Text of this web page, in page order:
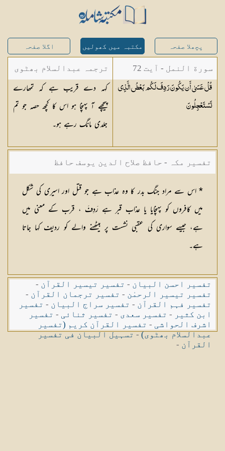
پچھلا صفحہ مکتبہ میں کھولیں اگلا صفحہ
سورة النمل - آیت 72
قُلْ عَسَىٰ أَن يَكُونَ رَدِفَ لَكُم بَعْضُ الَّذِي
تَسْتَعْجِلُونَ
ترجمہ عبدالسلام بھٹوی
- عبدالسلام بن محمد
کہہ دے قریب ہے کہ تمھارے
پیچھے آ پہنچا ہو اس کا کچھ حصہ جو تم
جلدی مانگ رہے ہو۔
تفسیر مکہ - حافظ صلاح الدین یوسف حافظ
* اس سے مراد جنگ بدر کا وہ عذاب ہے جو قتل اور اسیری کی شکل
میں کافروں کو پہنچایا یا عذاب قبر ہے رَدِفَ ، قرب کے معنی میں
ہے، جیسے سواری کی عقبی نشست پر بیٹھنے والے کو ردیف کہا جاتا
ہے۔
تفسیر احسن البیان - تفسیر تیسیر القرآن -
تفسیر تیسیر الرحمٰن - تفسیر ترجمان القرآن -
تفسیر فہم القرآن - تفسیر سراج البیان - تفسیر
ابن کثیر - تفسیر سعدی - تفسیر ثنائی - تفسیر
اشرف الحواشی - تفسیر القرآن کریم (تفسیر
عبدالسلام بھٹوی)-تسہیل البیان فی تفسیر
القرآن -